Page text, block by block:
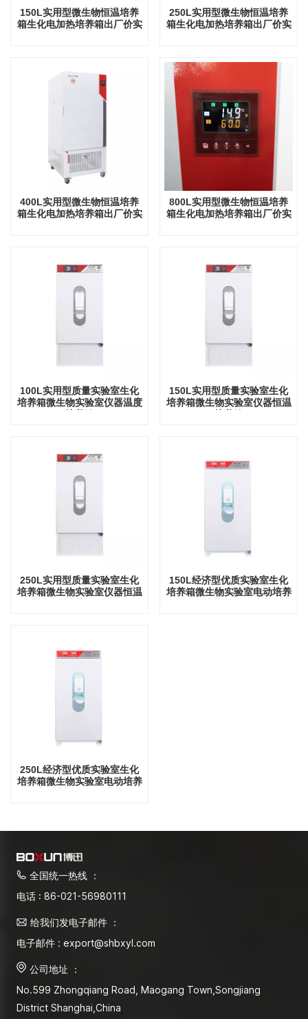
150L实用型微生物恒温培养
箱生化电加热培养箱出厂价实
250L实用型微生物恒温培养
箱生化电加热培养箱出厂价实
400L实用型微生物恒温培养
箱生化电加热培养箱出厂价实
800L实用型微生物恒温培养
箱生化电加热培养箱出厂价实
100L实用型质量实验室生化
培养箱微生物实验室仪器温度
150L实用型质量实验室生化
培养箱微生物实验室仪器恒温
250L实用型质量实验室生化
培养箱微生物实验室仪器恒温
150L经济型优质实验室生化
培养箱微生物实验室电动培养
250L经济型优质实验室生化
培养箱微生物实验室电动培养
全国统一热线 ：
电话 : 86-021-56980111
给我们发电子邮件 ：
电子邮件 : export@shbxyl.com
公司地址 ：
No.599 Zhongqiang Road, Maogang Town,Songjiang
District Shanghai,China